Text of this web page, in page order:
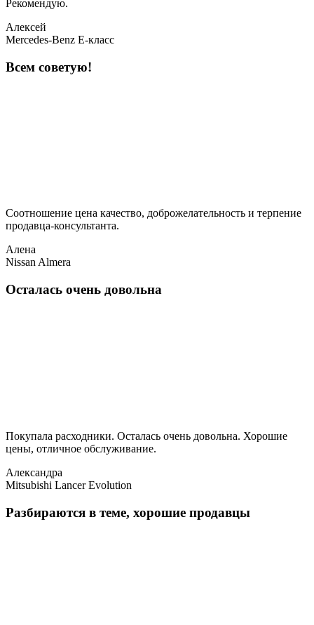
Рекомендую.
Алексей
Mercedes-Benz E-класс
Всем советую!
Соотношение цена качество, доброжелательность и терпение
продавца-консультанта.
Алена
Nissan Almera
Осталась очень довольна
Покупала расходники. Осталась очень довольна. Хорошие
цены, отличное обслуживание.
Александра
Mitsubishi Lancer Evolution
Разбираются в теме, хорошие продавцы